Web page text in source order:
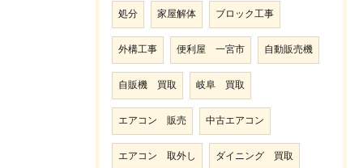
処分 家屋解体 ブロック工事
外構工事 便利屋 一宮市 自動販売機
自販機 買取 岐阜 買取
エアコン 販売 中古エアコン
エアコン 取外し ダイニング 買取